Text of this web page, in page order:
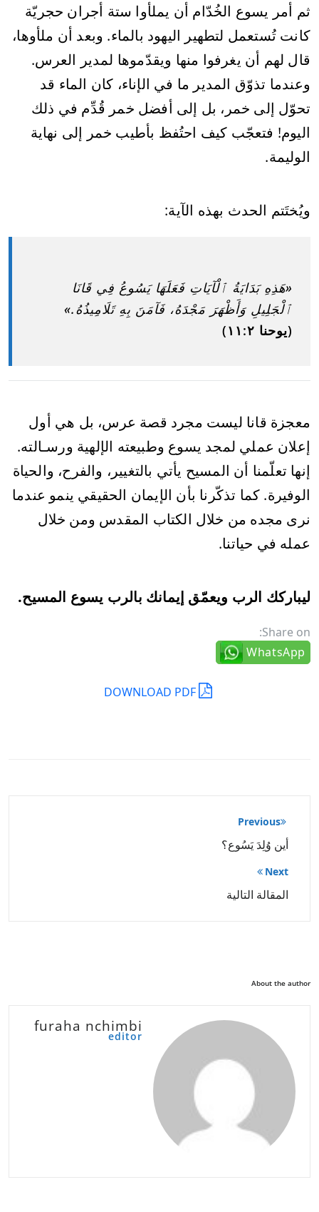
ثم أمر يسوع الخُدّام أن يملأوا ستة أجران حجريّة
كانت تُستعمل لتطهير اليهود بالماء. وبعد أن ملأوها،
قال لهم أن يغرفوا منها ويقدّموها لمدير العرس.
وعندما تذوّق المدير ما في الإناء، كان الماء قد
تحوّل إلى خمر، بل إلى أفضل خمر قُدِّم في ذلك
اليوم! فتعجّب كيف احتُفظ بأطيب خمر إلى نهاية
الوليمة.
ويُختَتم الحدث بهذه الآية:
«هَذِهِ بَدَايَةُ ٱلْآيَاتِ فَعَلَهَا يَسُوعُ فِي قَانَا
ٱلْجَلِيلِ وَأَظْهَرَ مَجْدَهُ، فَآمَنَ بِهِ تَلَامِيذُهُ.»
(يوحنا ٢:‏١١)
معجزة قانا ليست مجرد قصة عرس، بل هي أول
إعلان عملي لمجد يسوع وطبيعته الإلهية ورسـالته.
إنها تعلّمنا أن المسيح يأتي بالتغيير، والفرح، والحياة
الوفيرة. كما تذكّرنا بأن الإيمان الحقيقي ينمو عندما
نرى مجده من خلال الكتاب المقدس ومن خلال
عمله في حياتنا.
ليباركك الرب ويعمّق إيمانك بالرب يسوع المسيح.
Share on:
WhatsApp
DOWNLOAD PDF
تصفّح
المقالات
Previous
أين وُلِدَ يَسُوع؟
Next
المقالة التالية
About the author
furaha nchimbi
editor